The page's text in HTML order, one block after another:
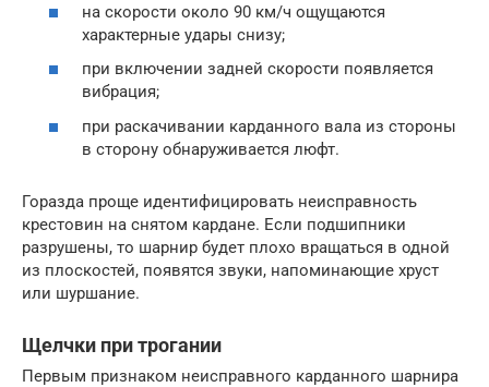
на скорости около 90 км/ч ощущаются
характерные удары снизу;
при включении задней скорости появляется
вибрация;
при раскачивании карданного вала из стороны
в сторону обнаруживается люфт.
Горазда проще идентифицировать неисправность
крестовин на снятом кардане. Если подшипники
разрушены, то шарнир будет плохо вращаться в одной
из плоскостей, появятся звуки, напоминающие хруст
или шуршание.
Щелчки при трогании
Первым признаком неисправного карданного шарнира